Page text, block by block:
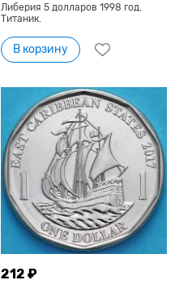
Либерия 5 долларов 1998 год.
Титаник.
В корзину
212 ₽